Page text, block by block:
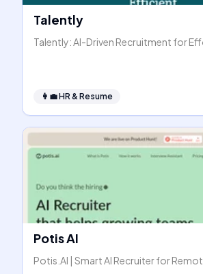
Talently
Talently: AI-Driven Recruitment for
👩‍💼HR & Resume
Potis AI
Potis.AI | Smart AI Recruiter for